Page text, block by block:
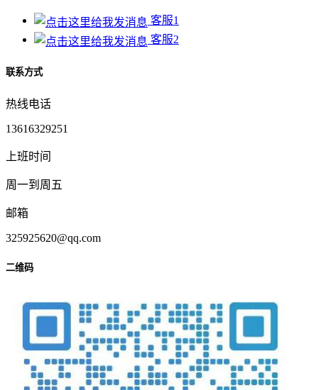
客服1
客服2
联系方式
热线电话
13616329251
上班时间
周一到周五
邮箱
325925620@qq.com
二维码